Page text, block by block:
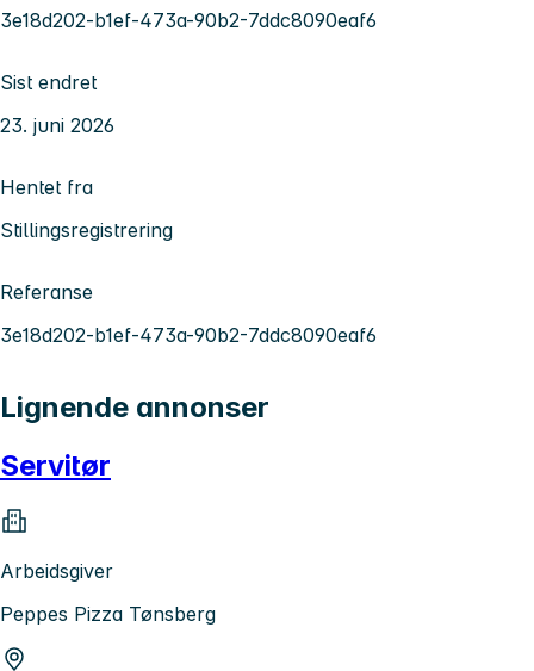
3e18d202-b1ef-473a-90b2-7ddc8090eaf6
Sist endret
23. juni 2026
Hentet fra
Stillingsregistrering
Referanse
3e18d202-b1ef-473a-90b2-7ddc8090eaf6
Lignende annonser
Servitør
Arbeidsgiver
Peppes Pizza Tønsberg